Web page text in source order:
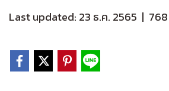
Last updated: 23 ธ.ค. 2565 |